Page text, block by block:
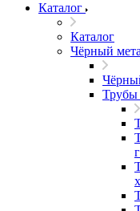
Каталог
Каталог
Чёрный
Трубы